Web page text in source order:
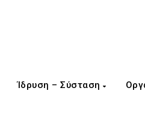
Ίδρυση – Σύσταση